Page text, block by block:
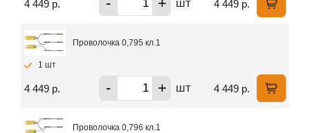
4 449 р. шт 4 449 р.
Проволочка 0,795 кл.1
1 шт
4 449 р. - + шт 4 449 р.
Проволочка 0,796 кл.1